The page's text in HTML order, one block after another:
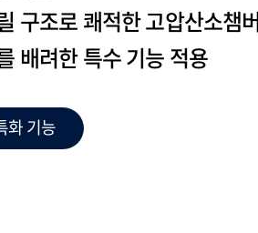
구조로 쾌적한 고압산소챔버
배려한 특수 기능 적용
화 기능